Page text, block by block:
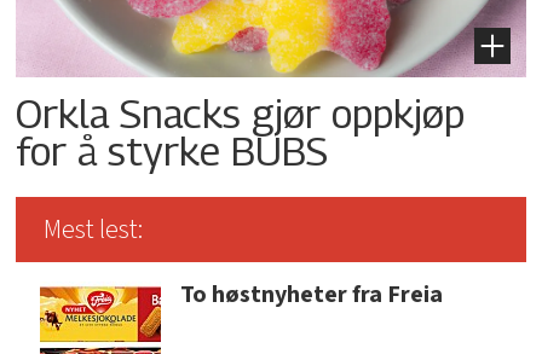
Orkla Snacks gjør oppkjøp
for å styrke BUBS
Mest lest:
To høstnyheter fra Freia